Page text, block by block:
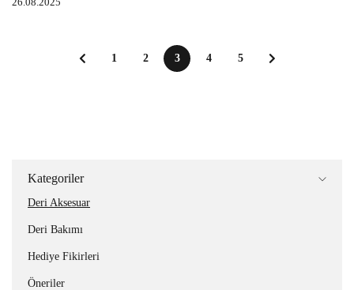
1 2 3 4 5
Kategoriler
Deri Aksesuar
Deri Bakımı
Hediye Fikirleri
Öneriler